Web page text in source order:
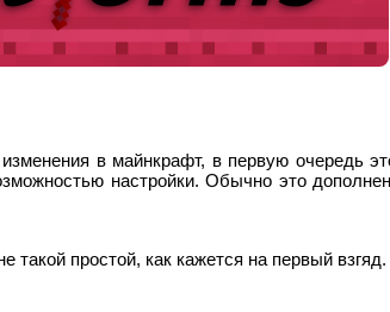
изменения в майнкрафт, в первую очередь
настройки. Обычно это
простой, как кажется на первый